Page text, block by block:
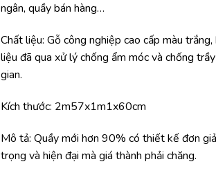
ngân, quầy bán hàng…
Chất liệu: Gỗ công nghiệp cao cấp màu
liệu đã qua xử lý chống ẩm móc và chống
gian.
Kích thước: 2m57x1m1x60cm
Mô tả: Quầy mới hơn 90% có thiết kế đơn
trọng và hiện đại mà giá thành phải chăng.